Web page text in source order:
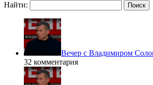
Найти:
Вечер с Владимиром
32 комментария